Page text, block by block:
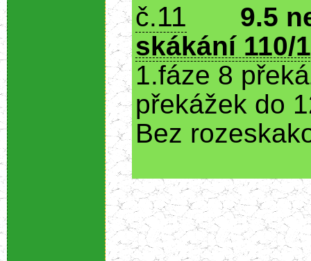
č.11
9.5
skákání 110/
1.fáze 8
překážek do
Bez